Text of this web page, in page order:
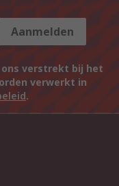
Aanmelden
ons verstrekt bij het
verwerkt in
.